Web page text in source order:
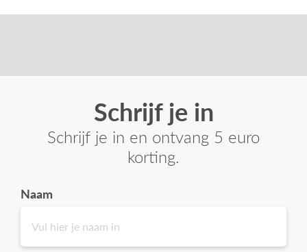
Schrijf je in
Schrijf je in en ontvang 5 euro
korting.
Naam